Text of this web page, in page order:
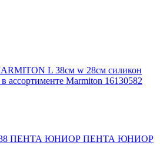
L 38см w 28см силикон
ассортименте Marmiton 16130582